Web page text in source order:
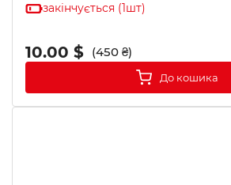
закінчується (1шт)
10.00 $ (450 ₴)
До кошика